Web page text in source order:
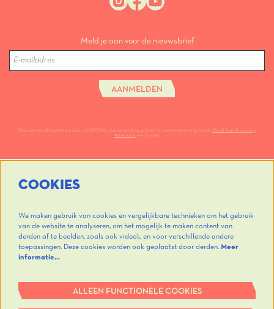
Meld je aan voor de nieuwsbrief
AANMELDEN
Deze site wordt beschermd door reCAPTCHA, dataverwerking gebeurt in overeenstemming met de
Cloud Data Processing
Addendum van Google.
COOKIES
We maken gebruik van cookies en vergelijkbare technieken om het gebruik
van de website te analyseren, om het mogelijk te maken content van
derden af te beelden, zoals ook video’s, en voor verschillende andere
toepassingen. Deze cookies worden ook geplaatst door derden. Meer
informatie…
ALLEEN FUNCTIONELE COOKIES